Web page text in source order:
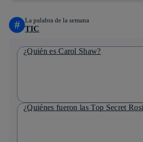
# La palabra de la semana
TIC
¿Quién es Carol Shaw?
¿Quiénes fueron las Top Secret